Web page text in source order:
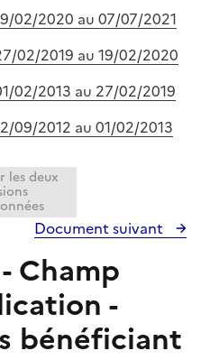
02/2020 au 07/07/2021
02/2019 au 19/02/2020
02/2013 au 27/02/2019
09/2012 au 01/02/2013
les deux
Document suivant
Champ
-
bénéficiant